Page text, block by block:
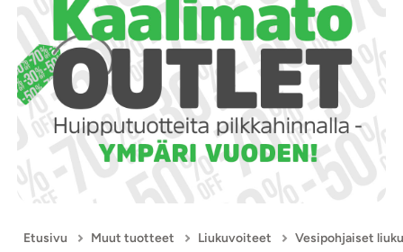
Etusivu Muut tuotteet Liukuvoiteet Vesipohjaiset